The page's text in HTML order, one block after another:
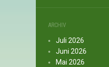
ARCHIV
Juli 2026
Juni 2026
Mai 2026